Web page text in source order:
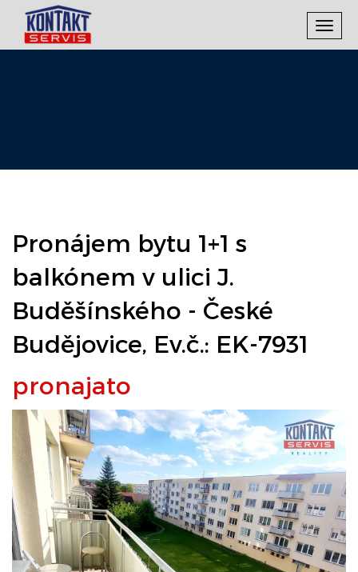
Pronájem bytu 1+1 s
balkónem v ulici J.
Buděšínského - České
Budějovice, Ev.č.: EK-7931
pronajato